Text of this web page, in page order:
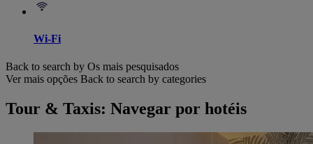
Wi-Fi
Back to search by Os mais pesquisados
Ver mais opções Back to search by categories
Tour & Taxis: Navegar por hotéis